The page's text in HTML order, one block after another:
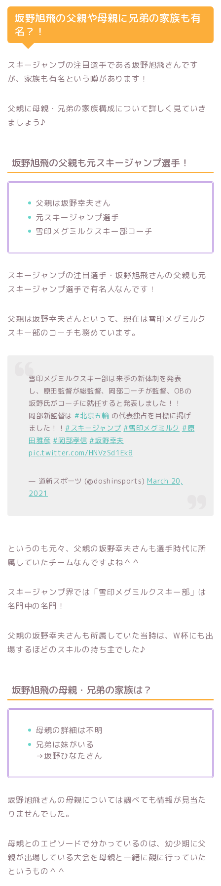
坂野旭飛の父親や母親に兄弟の家族も有
名？！
スキージャンプの注目選手である坂野旭飛さんです
が、家族も有名という噂があります！
父親に母親・兄弟の家族構成について詳しく見ていき
ましょう♪
坂野旭飛の父親も元スキージャンプ選手！
父親は坂野幸夫さん
元スキージャンプ選手
雪印メグミルクスキー部コーチ
スキージャンプの注目選手・坂野旭飛さんの父親も元
スキージャンプ選手で有名人なんです！
父親は坂野幸夫さんといって、現在は雪印メグミルク
スキー部のコーチも務めています。
雪印メグミルクスキー部は来季の新体制を発表
し、原田監督が総監督、岡部コーチが監督、OBの
坂野氏がコーチに就任すると発表しました！！
岡部新監督は#北京五輪の代表独占を目標に掲げ
ました！！ #スキージャンプ #雪印メグミルク #原
田雅彦 #岡部孝信 #坂野幸夫
pic.twitter.com/HNVzSd1Ek8
— 道新スポーツ (@doshinsports)March 20,
2021
というのも元々、父親の坂野幸夫さんも選手時代に所
属していたチームなんですよね＾＾
スキージャンプ界では「雪印メグミルクスキー部」は
名門中の名門！
父親の坂野幸夫さんも所属していた当時は、W杯にも出
場するほどのスキルの持ち主でした♪
坂野旭飛の母親・兄弟の家族は？
母親の詳細は不明
兄弟は妹がいる
→坂野ひなたさん
坂野旭飛さんの母親については調べても情報が見当た
りませんでした。
母親とのエピソードで分かっているのは、幼少期に父
親が出場している大会を母親と一緒に観に行っていた
というもの＾＾